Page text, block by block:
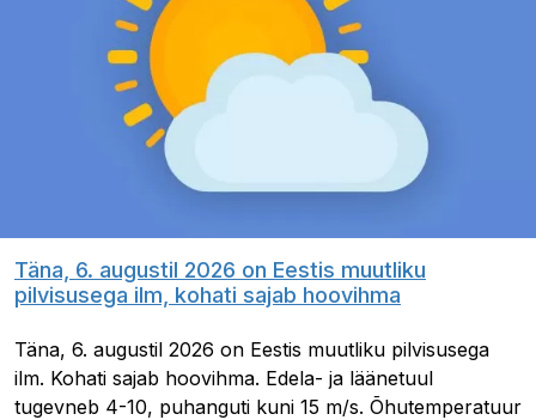
Täna, 6. augustil 2026 on Eestis muutliku
pilvisusega ilm, kohati sajab hoovihma
Täna, 6. augustil 2026 on Eestis muutliku pilvisusega
ilm. Kohati sajab hoovihma. Edela- ja läänetuul
tugevneb 4-10, puhanguti kuni 15 m/s. Õhutemperatuur